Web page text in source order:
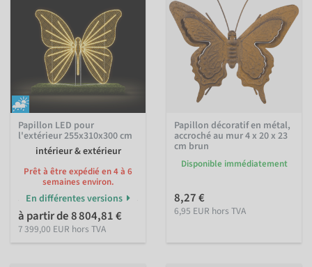
Papillon LED pour
l'extérieur 255x310x300 cm
intérieur & extérieur
Prêt à être expédié en 4 à 6
semaines environ.
En différentes versions
à partir de 8 804,81 €
7 399,00 EUR hors TVA
Papillon décoratif en métal,
accroché au mur 4 x 20 x 23
cm brun
Disponible immédiatement
8,27 €
6,95 EUR hors TVA